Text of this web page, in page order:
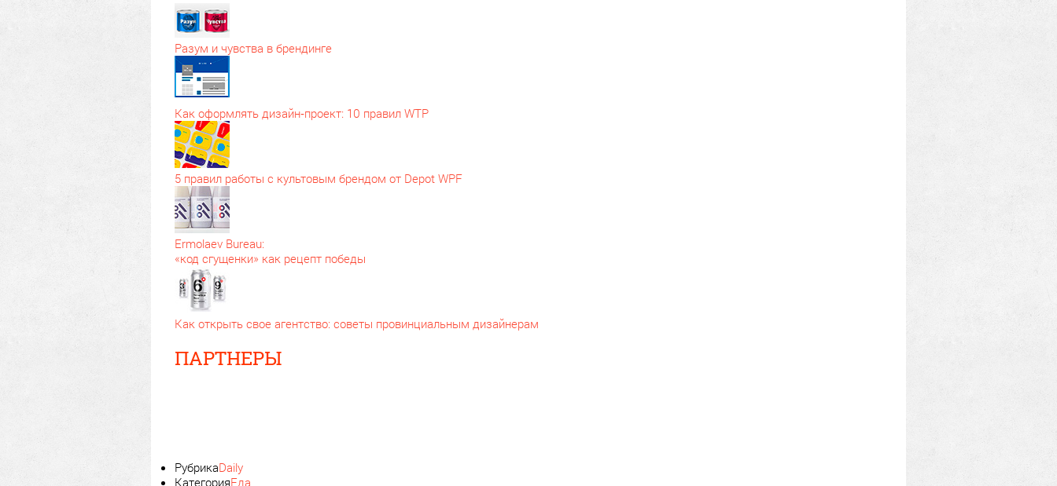
Разум и чувства в брендинге
Как оформлять дизайн‑проект: 10 правил WTP
5 правил работы с культовым брендом от Depot WPF
Ermolaev Bureau:
«код сгущенки» как рецепт победы
Как открыть свое агентство: советы провинциальным дизайнерам
ПАРТНЕРЫ
РубрикаDaily
КатегорияЕда